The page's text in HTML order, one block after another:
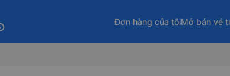
Đơn hàng của tôiMở bán vé